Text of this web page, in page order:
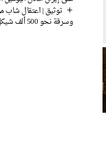
توثيق | اعتقال شاب
وسرقة نحو 500 ألف شيكل في أور يهودا